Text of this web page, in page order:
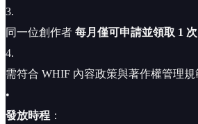
3.
同一位創作者 每月僅可申請並領取 1 次
4.
需符合 WHIF 內容政策與著作權管理規
•
發放時程 ：